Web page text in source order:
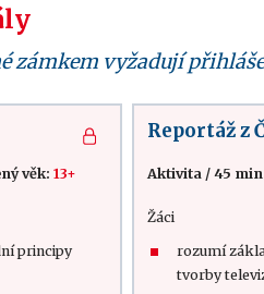
zámkem vyžadují
věk: 13+
principy
Reportáž z
Aktivita /45
Žáci
rozumí
tvorby